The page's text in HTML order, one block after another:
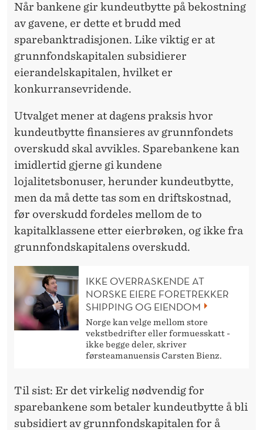
Når bankene gir kundeutbytte på bekostning
av gavene, er dette et brudd med
sparebanktradisjonen. Like viktig er at
grunnfondskapitalen subsidierer
eierandelskapitalen, hvilket er
konkurransevridende.
Utvalget mener at dagens praksis hvor
kundeutbytte finansieres av grunnfondets
overskudd skal avvikles. Sparebankene kan
imidlertid gjerne gi kundene
lojalitetsbonuser, herunder kundeutbytte,
men da må dette tas som en driftskostnad,
før overskudd fordeles mellom de to
kapitalklassene etter eierbrøken, og ikke fra
grunnfondskapitalens overskudd.
IKKE OVERRASKENDE AT
NORSKE EIERE FORETREKKER
SHIPPING OG EIENDOM
Norge kan velge mellom store
vekstbedrifter eller formuesskatt -
ikke begge deler, skriver
førsteamanuensis Carsten Bienz.
Til sist: Er det virkelig nødvendig for
sparebankene som betaler kundeutbytte å bli
subsidiert av grunnfondskapitalen for å